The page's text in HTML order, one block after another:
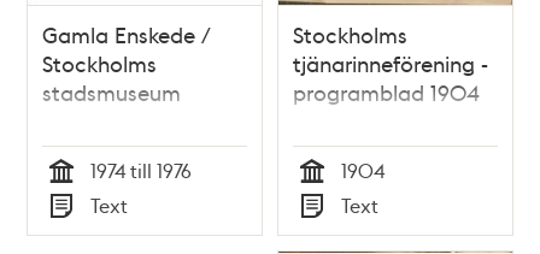
Gamla Enskede /
Stockholms
stadsmuseum
Tid
1974 till 1976
Typ
Text
Stockholms
tjänarinneförening -
programblad 1904
Tid
1904
Typ
Text